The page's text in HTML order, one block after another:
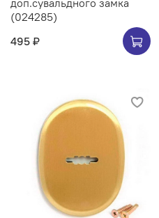
доп.сувальдного замка
(024285)
495 ₽